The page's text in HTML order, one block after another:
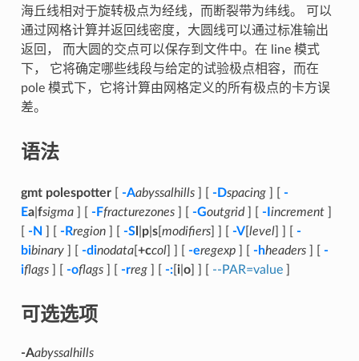
海丘线相对于旋转极点为经线，而断裂带为纬线。 可以
通过网格计算并返回线密度，大圆线可以通过标准输出
返回， 而大圆的交点可以保存到文件中。在 line 模式
下， 它将确定哪些线段与给定的试验极点相容，而在
pole 模式下，它将计算由网格定义的所有极点的卡方误
差。
语法
gmt polespotter[ -Aabyssalhills] [ -Dspacing] [ -
Ea| fsigma] [ -Ffracturezones] [ -Goutgrid] [ -I increment]
-N -Rregion] [ -Sl p| s[ modifiers] ] [ -V[ level] ] [ -
bibinary] [ -dinodata[ +ccol] ] [ -eregexp] [ -hheaders] [ -
iflags] [ -oflags] [ -rreg] [ -:[ i| o] ] [ --PAR=value]
可选选项
-Aabyssalhills